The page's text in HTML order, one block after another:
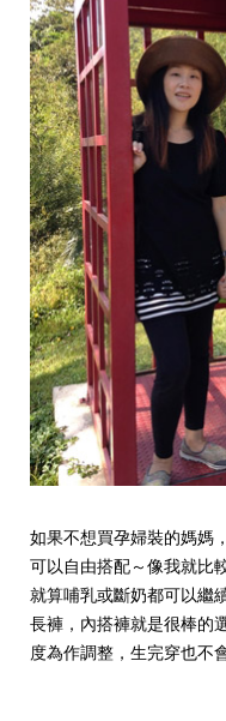
如果不想買孕婦裝的媽媽
可以自由搭配～像我就比
就算哺乳或斷奶都可以繼
長褲，內搭褲就是很棒的
度為作調整，生完穿也不